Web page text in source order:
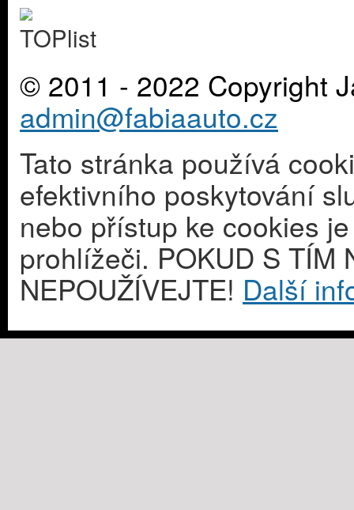
© 2011 - 2022 Copyright
admin@fabiaauto.cz
Tato stránka používá
efektivního poskytování
nebo přístup ke cookies
prohlížeči. POKUD S TÍM
NEPOUŽÍVEJTE! Další